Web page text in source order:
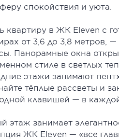
спокойствия и уюта.
квартиру в ЖК Eleven с
от 3,6 до 3,8 метров,
Панорамные окна
стиле в светлых
этажи занимают
тёплые рассветы и
клавишей — в
этаж занимает
ЖК Eleven — «все